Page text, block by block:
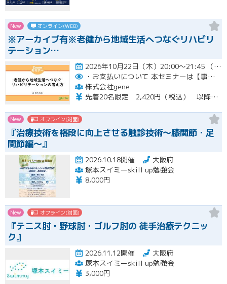
New オンライン(WEB)
※アーカイブ有※老健から地域生活へつなぐリハビリ
テーション…
2026年10月22日（木）20:00～21:45 （受付開始時間 19:45）開催
・お支払いについて 本セミナーは【事前支払い（クレジットカード・銀行振込）】です。
株式会社gene
先着20名限定 2,420円（税込） 以降3,000円（税込） ※お支払い方法：クレジットカード・銀行振込 【キャンセルについて】 決済後はいかなる理由でも返金はいたしませんのでご了承ください。 受講料をお支払いいただいた方には、後日アーカイブの視聴URLをお送りいたします。
New オフライン(対面)
『治療技術を格段に向上させる触診技術～膝関節・足
関節編～』
2026.10.18開催
大阪府
塚本スイミーskill up勉強会
8,000円
New オフライン(対面)
『テニス肘・野球肘・ゴルフ肘の 徒手治療テクニッ
ク』
2026.11.12開催
大阪府
塚本スイミーskill up勉強会
3,000円